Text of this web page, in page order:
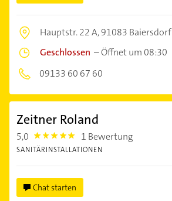
Hauptstr. 22 A,91083 Baiersdorf
Geschlossen –Öffnet um 08:30
09133 60 67 60
Zeitner Roland
5,0 5.0 1 Bewertung
SANITÄRINSTALLATIONEN
Chat starten